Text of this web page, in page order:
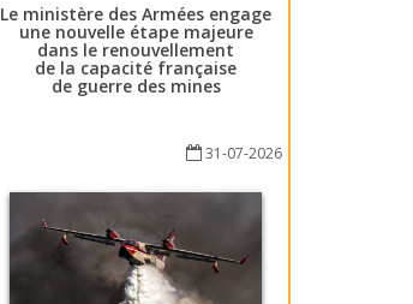
Le ministère des Armées engage
une nouvelle étape majeure
dans le renouvellement
de la capacité française
de guerre des mines
31-07-2026